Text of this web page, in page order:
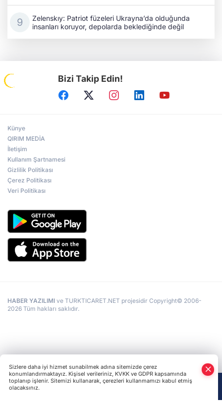
Zelenskıy: Patriot füzeleri Ukrayna’da olduğunda
insanları koruyor, depolarda beklediğinde değil
Bizi Takip Edin!
Künye
QIRIM MEDİA
İletişim
Kullanım Şartnamesi
Gizlilik Politikası
Çerez Politikası
Veri Politikası
HABER YAZILIMI ve TURKTICARET.NET projesidir Copyright© 2006-
2026 Tüm hakları saklıdır.
Sizlere daha iyi hizmet sunabilmek adına sitemizde çerez
konumlandırmaktayız. Kişisel verileriniz, KVKK ve GDPR kapsamında
toplanıp işlenir. Sitemizi kullanarak, çerezleri kullanmamızı kabul etmiş
olacaksınız.